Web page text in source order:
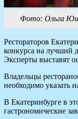
Фото: Ольга
Рестораторов
конкурса на лучший
Эксперты выставят
Владельцы
необходимо указать
В Екатеринбурге в
гастрономические